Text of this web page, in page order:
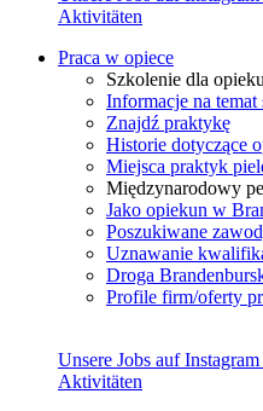
Aktivitäten
Praca w opiece
Szkolenie dla
Informacje na
Znajdź praktykę
Historie dotyczące
Miejsca praktyk
Międzynarodowy
Jako opiekun w
Poszukiwane
Uznawanie
Droga
Profile firm/oferty
Unsere Jobs auf Instagram
Aktivitäten